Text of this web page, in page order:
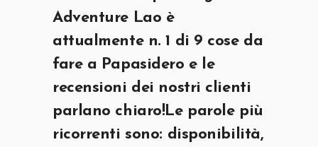
Adventure Lao è
attualmente n. 1 di 9 cose da
fare a Papasidero e le
recensioni dei nostri clienti
parlano chiaro!Le parole più
ricorrenti sono: disponibilità,